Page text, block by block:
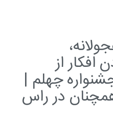
افکار از
چهلم |
در راس